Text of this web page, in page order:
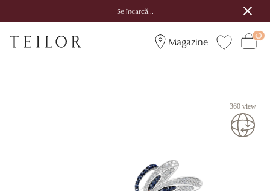
Se încarcă...
Magazine
360 view